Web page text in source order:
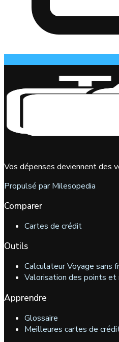
Vos dépenses deviennent des
Propulsé par Milesopedia
Comparer
Cartes de crédit
Outils
Calculateur Voyage sans
Valorisation des points et
Apprendre
Glossaire
Meilleures cartes de